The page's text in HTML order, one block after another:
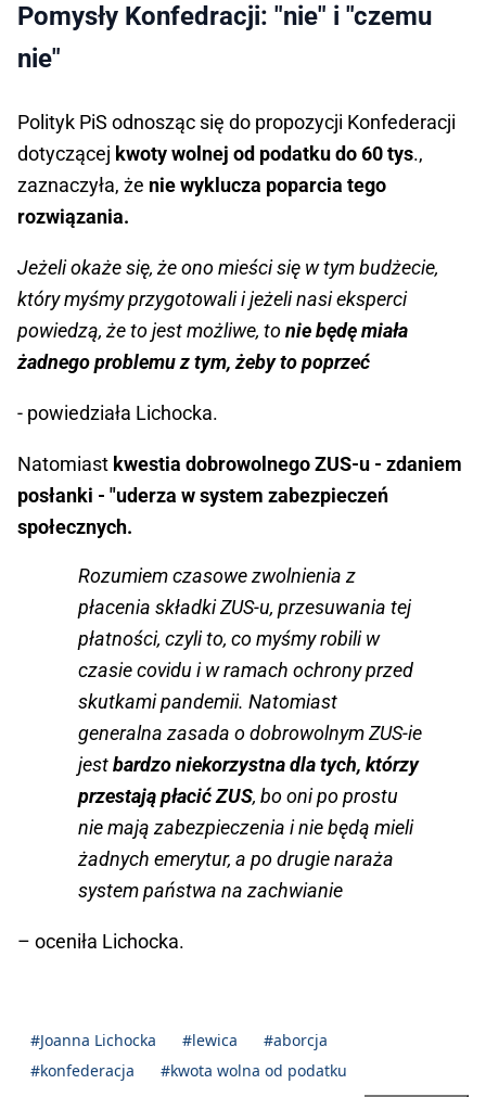
Pomysły Konfedracji: "nie" i "czemu
nie"
Polityk PiS odnosząc się do propozycji Konfederacji
dotyczącej kwoty wolnej od podatku do 60 tys.,
zaznaczyła, że nie wyklucza poparcia tego
rozwiązania.
Jeżeli okaże się, że ono mieści się w tym budżecie,
który myśmy przygotowali i jeżeli nasi eksperci
powiedzą, że to jest możliwe, tonie będę miała
żadnego problemu z tym, żeby to poprzeć
- powiedziała Lichocka.
Natomiast kwestia dobrowolnego ZUS-u - zdaniem
posłanki - "uderza w system zabezpieczeń
społecznych.
Rozumiem czasowe zwolnienia z
płacenia składki ZUS-u, przesuwania tej
płatności, czyli to, co myśmy robili w
czasie covidu i w ramach ochrony przed
skutkami pandemii. Natomiast
generalna zasada o dobrowolnym ZUS-ie
jestbardzo niekorzystna dla tych, którzy
przestają płacić ZUS, bo oni po prostu
nie mają zabezpieczenia i nie będą mieli
żadnych emerytur, a po drugie naraża
system państwa na zachwianie
– oceniła Lichocka.
#Joanna Lichocka #lewica
#aborcja
#konfederacja
#kwota wolna od podatku